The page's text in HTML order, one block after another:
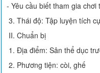
- Yêu cầu biết tham gia
3. Thái độ: Tập luyện tích
II. Chuẩn bị
1. Địa điểm: Sân thể dục
2. Phương tiện: còi, ghế